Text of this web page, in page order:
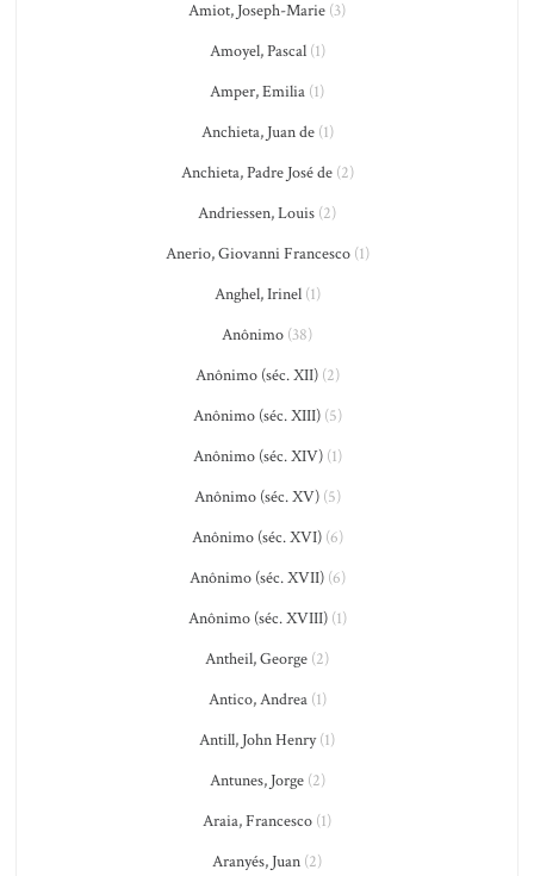
Amiot, Joseph-Marie (3)
Amoyel, Pascal(1)
Amper, Emilia (1)
Anchieta, Juan de(1)
Anchieta, Padre José de(2)
Andriessen, Louis (2)
Anerio, Giovanni Francesco(1)
Anghel, Irinel(1)
Anônimo (38)
Anônimo (séc. XII)(2)
Anônimo (séc. XIII)(5)
Anônimo (séc. XIV)(1)
Anônimo (séc. XV)(5)
Anônimo (séc. XVI)(6)
Anônimo (séc. XVII)(6)
Anônimo (séc. XVIII)(1)
Antheil, George (2)
Antico, Andrea(1)
Antill, John Henry(1)
Antunes, Jorge(2)
Araia, Francesco (1)
Aranyés, Juan (2)